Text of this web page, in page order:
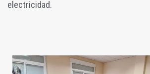
electricidad.